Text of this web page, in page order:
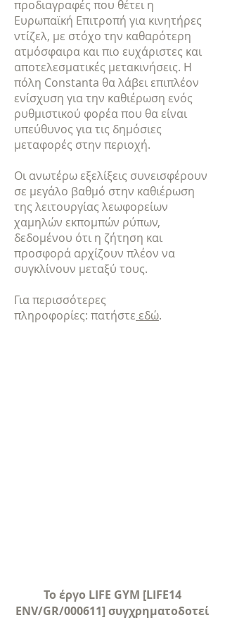
προδιαγραφές που θέτει η
Ευρωπαϊκή Επιτροπή για κινητήρες
ντίζελ, με στόχο την καθαρότερη
ατμόσφαιρα και πιο ευχάριστες και
αποτελεσματικές μετακινήσεις. Η
πόλη Constanta θα λάβει επιπλέον
ενίσχυση για την καθιέρωση ενός
ρυθμιστικού φορέα που θα είναι
υπεύθυνος για τις δημόσιες
μεταφορές στην περιοχή.
Οι ανωτέρω εξελίξεις συνεισφέρουν
σε μεγάλο βαθμό στην καθιέρωση
της λειτουργίας λεωφορείων
χαμηλών εκπομπών ρύπων,
δεδομένου ότι η ζήτηση και
προσφορά αρχίζουν πλέον να
συγκλίνουν μεταξύ τους.
Για περισσότερες
πληροφορίες: πατήστε εδώ.
Το έργο LIFE GYM [LIFE14
ENV/GR/000611] συγχρηματοδοτεί